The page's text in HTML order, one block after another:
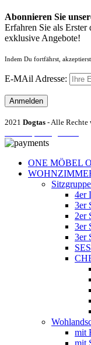
Abonnieren Sie
Erfahren Sie als Erster
exklusive Angebote!
Indem Du fortfährst,
E-MAil Adresse:
2021 Dogtas - Alle Rechte
ONE MÖBEL
4er
3er
2er
3er
3er
mit
mit